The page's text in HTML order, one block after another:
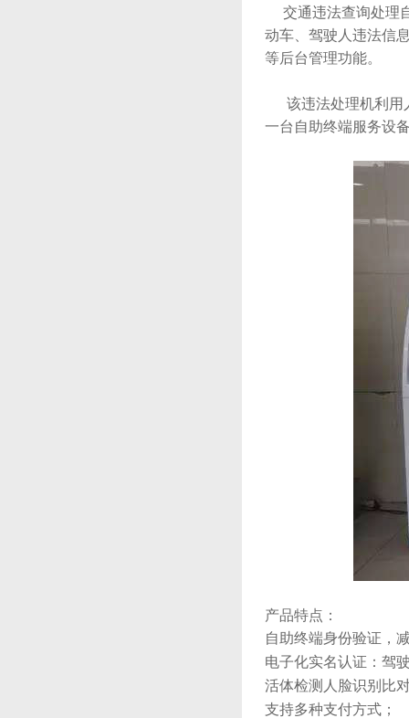
交通违法查询处理自
动车、驾驶人违法信
等后台管理功能。
该违法处理机利用人
一台自助终端服务设备
产品特点：
自助终端身份验证，减
电子化实名认证：驾驶
活体检测人脸识别比对
支持多种支付方式；